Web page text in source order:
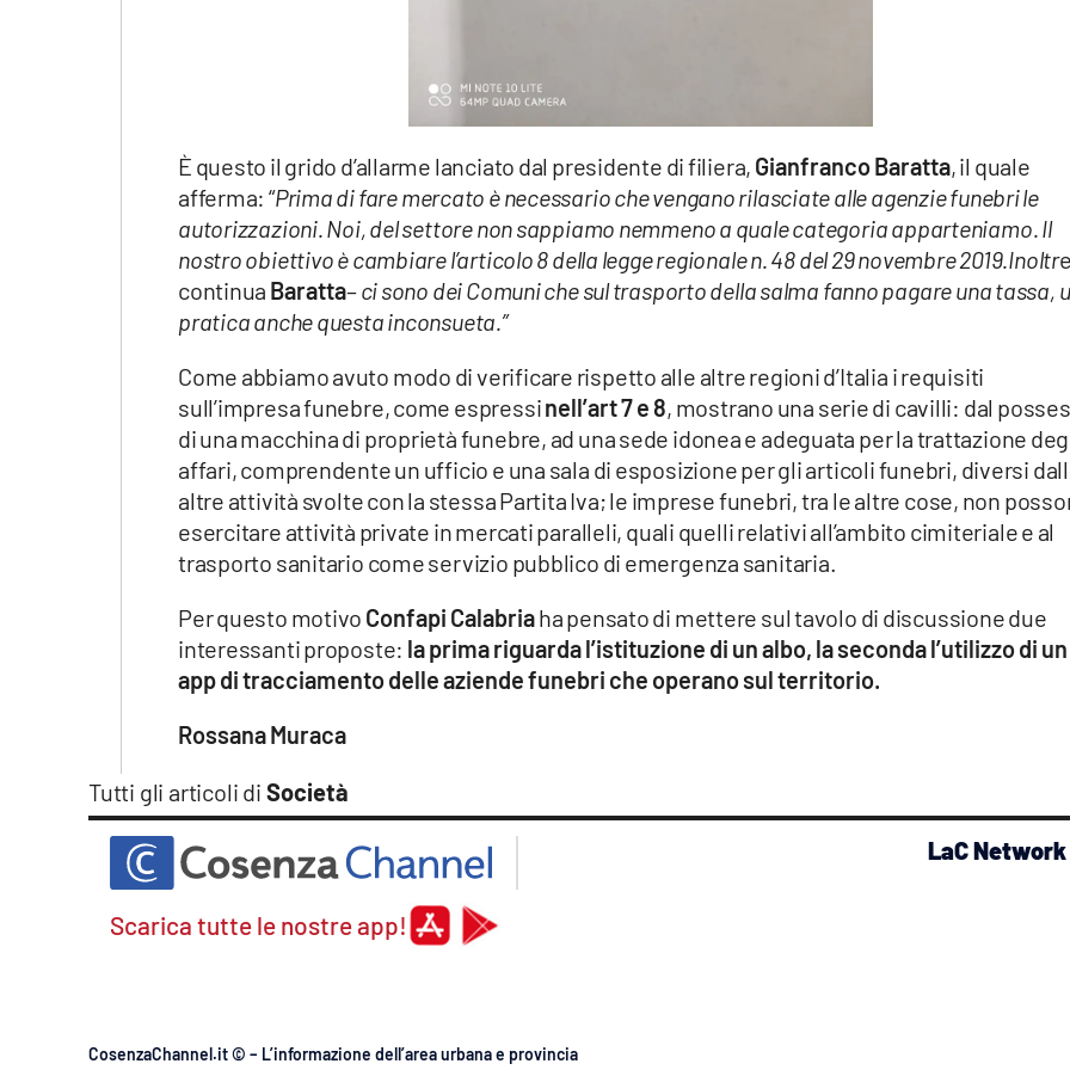
Tutti gli articoli di Società
È questo il grido d’allarme lanciato dal presidente di filiera, Gianfranco Baratta, il quale
afferma: “Prima di fare mercato è necessario che vengano rilasciate alle agenzie funebri le
autorizzazioni. Noi, del settore non sappiamo nemmeno a quale categoria apparteniamo. Il
nostro obiettivo è cambiare l’articolo 8 della legge regionale n. 48 del 29 novembre 2019.Inoltr
continua Baratta–ci sono dei Comuni che sul trasporto della salma fanno pagare una tassa,
pratica anche questa inconsueta.”
Come abbiamo avuto modo di verificare rispetto alle altre regioni d’Italia i requisiti
sull’impresa funebre, come espressinell’art 7 e 8, mostrano una serie di cavilli: dal
di una macchina di proprietà funebre, ad una sede idonea e adeguata per la trattazione
affari, comprendente un ufficio e una sala di esposizione per gli articoli funebri, diversi
altre attività svolte con la stessa Partita Iva; le imprese funebri, tra le altre cose, non
esercitare attività private in mercati paralleli, quali quelli relativi all’ambito cimiteriale e al
trasporto sanitario come servizio pubblico di emergenza sanitaria.
Per questo motivo Confapi Calabriaha pensato di mettere sul tavolo di discussione due
interessanti proposte: la prima riguarda l’istituzione di un albo, la seconda l’utilizzo di un
app di tracciamento delle aziende funebri che operano sul territorio.
Rossana Muraca
Scarica tutte le nostre app!
LaC Network
CosenzaChannel.it © – L’informazione dell’area urbana e provincia